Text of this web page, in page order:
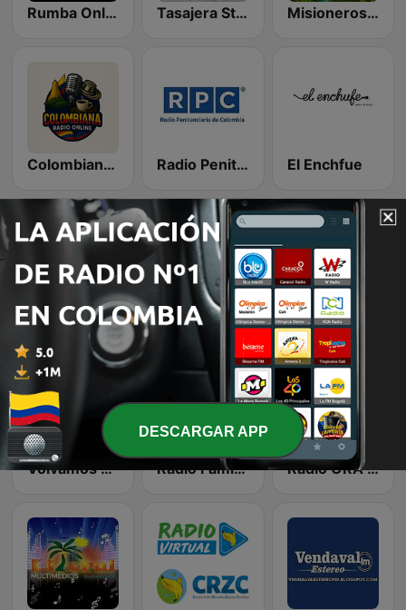
Rumba Online Tasajera Stereo Misioneros de YARUMAL
Colombiana Radio Online Radio Penitenciaria de Colombia El Enchfue
Ruta 70 Estéreo Wi Fi Radio
Volvamos a Dios Radio Familiar Online Radio ORA Medellin
DESCARGAR APP